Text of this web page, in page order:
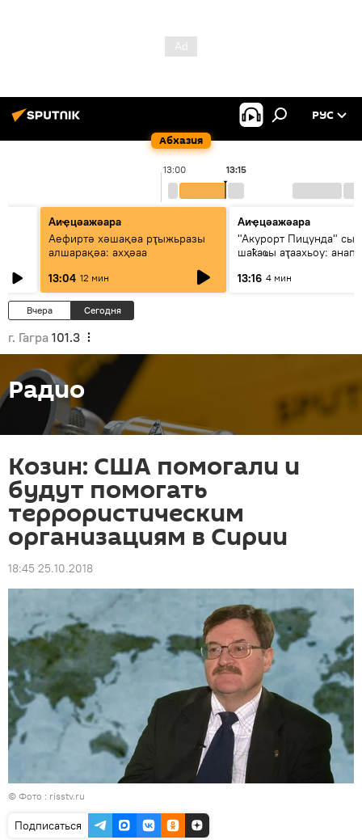
Абхазия
РУС
13:00 13:15
Аиҿцәажәара
Аефиртә хәшақәа рҭыжьразы
алшарақәа: ахҳәаа
13:04 12 мин
Аиҿцәажәара
"Акурорт Пицунда"
шаҟаҩы аҭаахьоу:
13:16 4 мин
Вчера Сегодня
г. Гагра 101.3
Радио
Козин: США помогали и
будут помогать
террористическим
организациям в Сирии
18:45 25.10.2018
© Фото : risstv.ru
Подписаться